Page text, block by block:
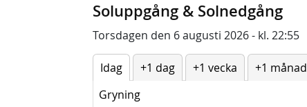
Soluppgång & Solnedgång
Torsdagen den 6 augusti 2026 - kl. 22:55
Idag +1 dag +1 vecka
+1 månad
Gryning